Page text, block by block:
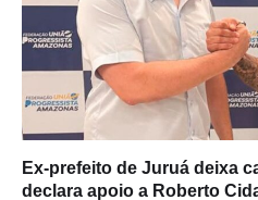
Ex-prefeito de Juruá deixa
declara apoio a Roberto